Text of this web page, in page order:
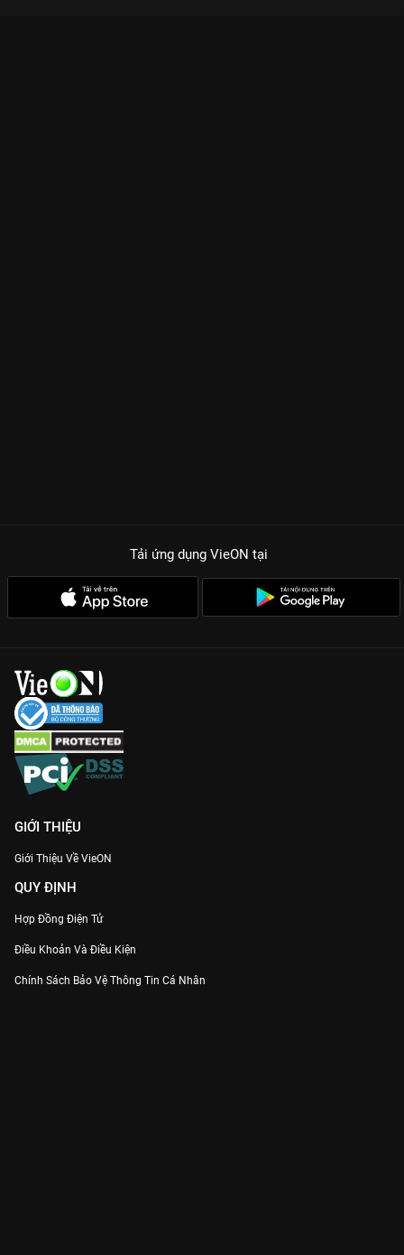
Tải ứng dụng VieON tại
GIỚI THIỆU
Giới Thiệu Về VieON
QUY ĐỊNH
Hợp Đồng Điện Tử
Điều Khoản Và Điều Kiện
Chính Sách Bảo Vệ Thông Tin Cá Nhân